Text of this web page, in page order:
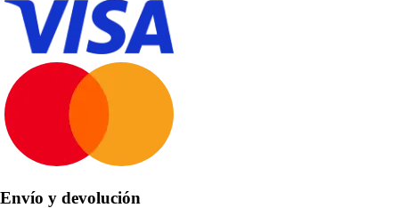
Envío y devolución